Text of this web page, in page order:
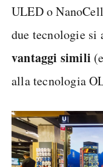
ULED o
due tecnologie si
vantaggi simili
alla tecnologia